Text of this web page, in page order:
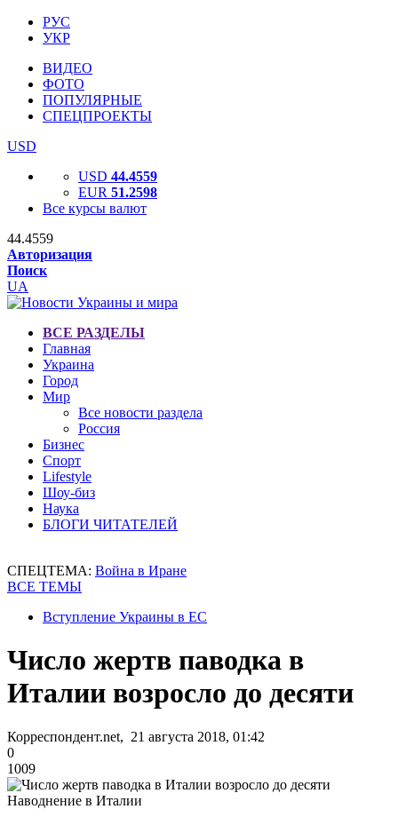
РУС
УКР
ВИДЕО
ФОТО
ПОПУЛЯРНЫЕ
СПЕЦПРОЕКТЫ
USD
USD 44.4559
EUR 51.2598
Все курсы валют
44.4559
Авторизация
Поиск
UA
ВСЕ РАЗДЕЛЫ
Главная
Украина
Город
Мир
Все новости раздела
Россия
Бизнес
Спорт
Lifestyle
Шоу-биз
Наука
БЛОГИ ЧИТАТЕЛЕЙ
СПЕЦТЕМА: Война в Иране
ВСЕ ТЕМЫ
Вступление Украины в ЕС
Число жертв паводка в
Италии возросло до десяти
Корреспондент.net, 21 августа 2018, 01:42
0
1009
Наводнение в Италии